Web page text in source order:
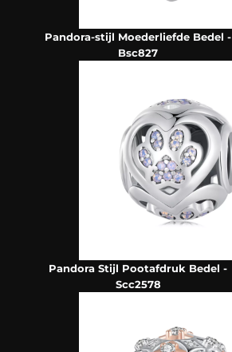
Pandora-stijl Moederliefde Bedel -
Bsc827
Pandora Stijl Pootafdruk Bedel -
Scc2578